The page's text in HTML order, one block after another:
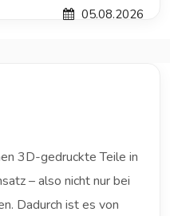
05.08.2026
3D-gedruckte Teile in
– also nicht nur bei
Dadurch ist es von